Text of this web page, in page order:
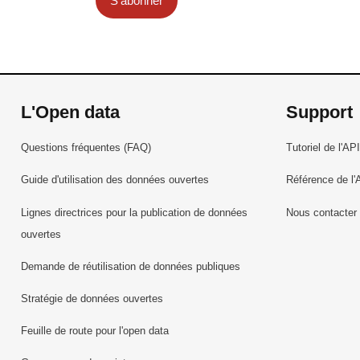
L'Open data
Questions fréquentes (FAQ)
Guide d'utilisation des données ouvertes
Lignes directrices pour la publication de données
ouvertes
Demande de réutilisation de données publiques
Stratégie de données ouvertes
Feuille de route pour l'open data
Support
Tutoriel de l'API
Référence de
Nous contacter